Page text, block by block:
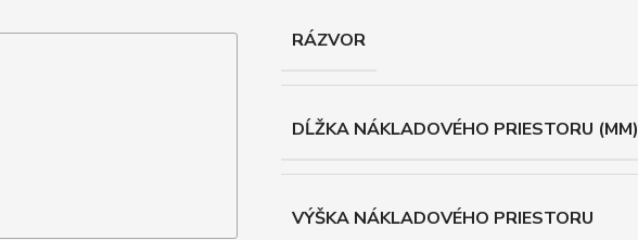
RÁZVOR
DĹŽKA NÁKLADOVÉHO PRIESTORU (MM)
VÝŠKA NÁKLADOVÉHO PRIESTORU